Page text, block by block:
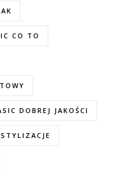
CO TO
DOBREJ JAKOŚCI